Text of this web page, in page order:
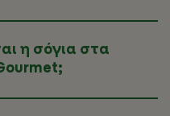
η σόγια στα